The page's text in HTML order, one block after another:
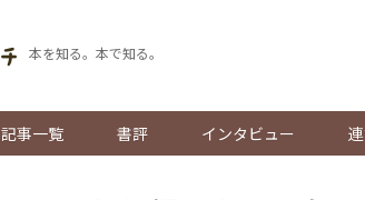
本を知る。本で知る。
記事一覧 書評 インタビュー